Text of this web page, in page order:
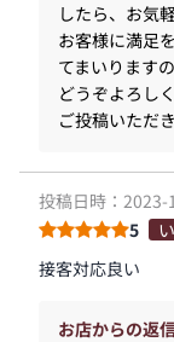
したら、お気
お客様に満足
てまいりますの
どうぞよろし
ご投稿いただ
投稿日時：
5
接客対応良い
お店からの返